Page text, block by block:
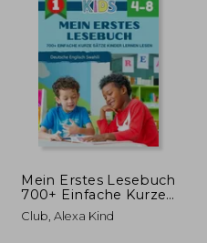
Mein Erstes Lesebuch
700+ Einfache Kurze
Sätze Kinder Lernen
Lesen Deutsche
Club, Alexa Kind